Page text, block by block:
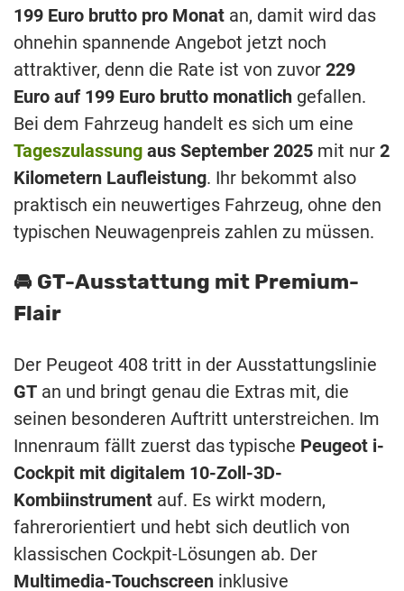
199 Euro brutto pro Monat an, damit wird das
ohnehin spannende Angebot jetzt noch
attraktiver, denn die Rate ist von zuvor 229
Euro auf 199 Euro brutto monatlich gefallen.
Bei dem Fahrzeug handelt es sich um eine
Tageszulassung aus September 2025 mit nur 2
Kilometern Laufleistung. Ihr bekommt also
praktisch ein neuwertiges Fahrzeug, ohne den
typischen Neuwagenpreis zahlen zu müssen.
🚘 GT-Ausstattung mit Premium-
Flair
Der Peugeot 408 tritt in der Ausstattungslinie
GT an und bringt genau die Extras mit, die
seinen besonderen Auftritt unterstreichen. Im
Innenraum fällt zuerst das typische Peugeot i-
Cockpit mit digitalem 10-Zoll-3D-
Kombiinstrument auf. Es wirkt modern,
fahrerorientiert und hebt sich deutlich von
klassischen Cockpit-Lösungen ab. Der
Multimedia-Touchscreen inklusive